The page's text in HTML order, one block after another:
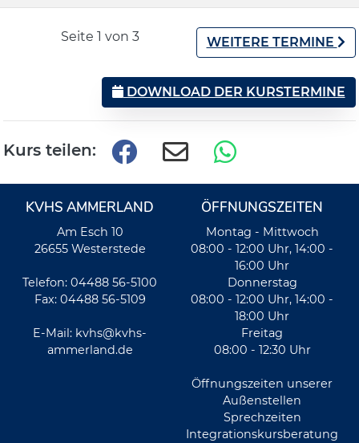
WEITERE TERMINE
Seite 1 von 3
DOWNLOAD DER KURSTERMINE
Kurs teilen:
KVHS AMMERLAND
Am Esch 10
26655 Westerstede
Telefon: 04488 56-5100
Fax: 04488 56-5109
E-Mail: kvhs@kvhs-
ammerland.de
ÖFFNUNGSZEITEN
Montag - Mittwoch
08:00 - 12:00 Uhr, 14:00 -
16:00 Uhr
Donnerstag
08:00 - 12:00 Uhr, 14:00 -
18:00 Uhr
Freitag
08:00 - 12:30 Uhr
Öffnungszeiten unserer
Außenstellen
Sprechzeiten
Integrationskursberatung